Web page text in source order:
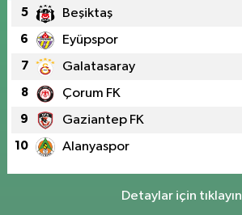
5 Beşiktaş
6 Eyüpspor
7 Galatasaray
8 Çorum FK
9 Gaziantep FK
10 Alanyaspor
Detaylar için tıklayın